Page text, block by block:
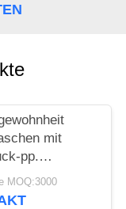
mit
pp.
Material
MOQ:3000